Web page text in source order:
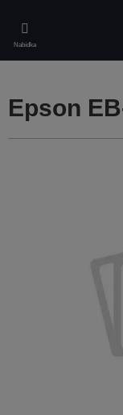
main
content
Nabídka
Epson